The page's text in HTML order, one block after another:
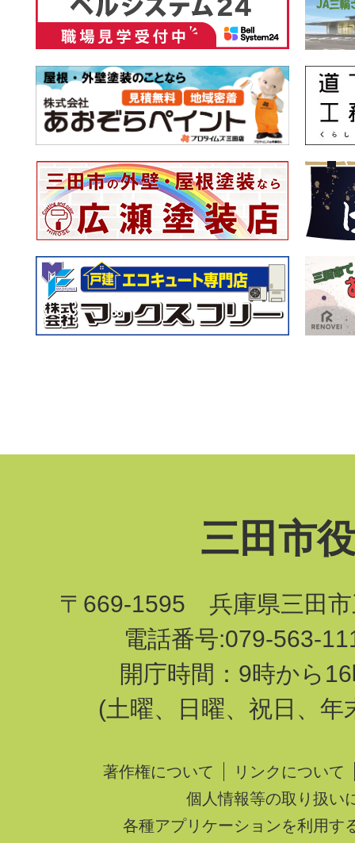
三田市
〒669-1595 兵庫県三田市
電話番号:079-563-
開庁時間：9時から
(土曜、日曜、祝日、年
著作権について
リンクについて
個人情報等の取り扱い
各種アプリケーションを利用す